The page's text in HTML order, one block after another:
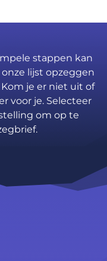
stappen kan
lijst opzeggen
je er niet uit of
voor je. Selecteer
om op te